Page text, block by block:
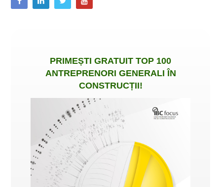
PRIMEȘTI GRATUIT TOP 100
ANTREPRENORI GENERALI ÎN
CONSTRUCȚII!